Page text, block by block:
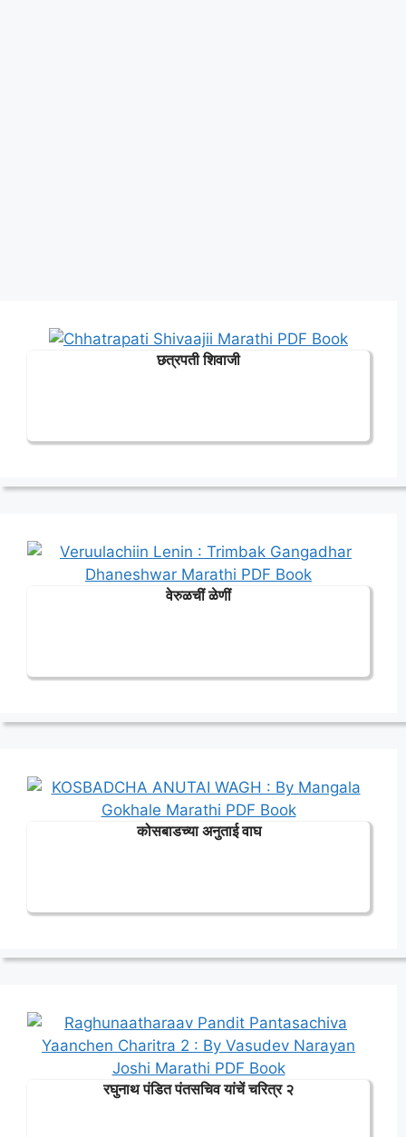
छत्रपती शिवाजी
वेरुळचीं ळेणीं
कोसबाडच्या अनुताई वाघ
रघुनाथ पंडित पंतसचिव यांचें चरित्र २